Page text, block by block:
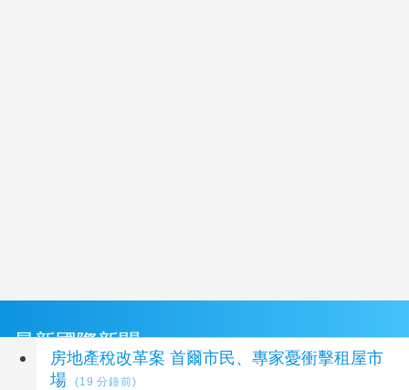
最新國際新聞
房地產稅改革案 首爾市民、專家憂衝擊租屋市
場
(19 分鐘前)